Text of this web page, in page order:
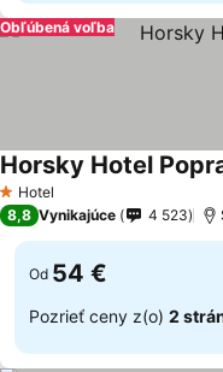
Obľúbená voľba
1 Počet hviezdičiek
Hotel
Horsky Hotel
8,8 Vynikajúce 4 523
Od 54 €
Pozrieť ceny z(o) 2